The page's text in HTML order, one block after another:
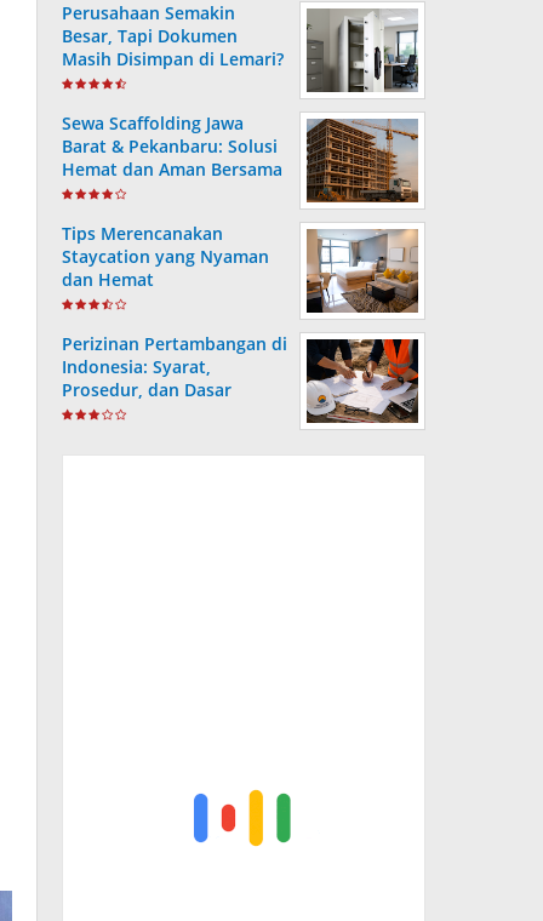
Perusahaan Semakin
Besar, Tapi Dokumen
Masih Disimpan di Lemari?
Ini Risiko yang Sering
Sewa Scaffolding Jawa
Barat & Pekanbaru: Solusi
Hemat dan Aman Bersama
PT. Consafe
Tips Merencanakan
Staycation yang Nyaman
dan Hemat
Perizinan Pertambangan di
Indonesia: Syarat,
Prosedur, dan Dasar
Hukum yang Wajib